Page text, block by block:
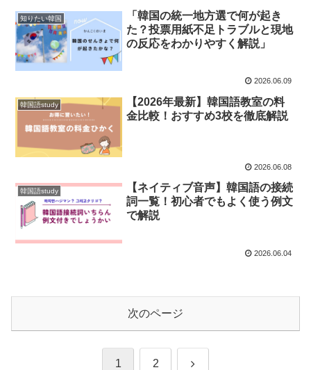
知りたい韓国
「韓国の統一地方選で何が起き
た？投票用紙不足トラブルと現地
の反応をわかりやすく解説」
2026.06.09
韓国語study
【2026年最新】韓国語教室の料
金比較！おすすめ3校を徹底解説
2026.06.08
韓国語study
【ネイティブ音声】韓国語の接続
詞一覧！初心者でもよく使う例文
で解説
2026.06.04
次のページ
1 2 次